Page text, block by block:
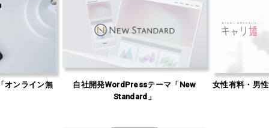
オンライン無
自社開発WordPressテーマ「New
Standard」
女性有料・男